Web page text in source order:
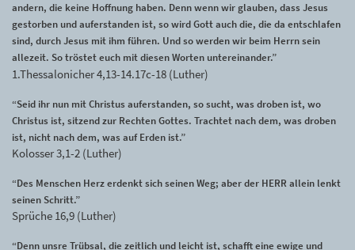
andern, die keine Hoffnung haben. Denn wenn wir glauben, dass Jesus
gestorben und auferstanden ist, so wird Gott auch die, die da entschlafen
sind, durch Jesus mit ihm führen. Und so werden wir beim Herrn sein
allezeit. So tröstet euch mit diesen Worten untereinander.”
1.Thessalonicher 4,13-14.17c-18 (Luther)
“Seid ihr nun mit Christus auferstanden, so sucht, was droben ist, wo
Christus ist, sitzend zur Rechten Gottes. Trachtet nach dem, was droben
ist, nicht nach dem, was auf Erden ist.”
Kolosser 3,1-2 (Luther)
“Des Menschen Herz erdenkt sich seinen Weg; aber der HERR allein lenkt
seinen Schritt.”
Sprüche 16,9 (Luther)
“Denn unsre Trübsal, die zeitlich und leicht ist, schafft eine ewige und